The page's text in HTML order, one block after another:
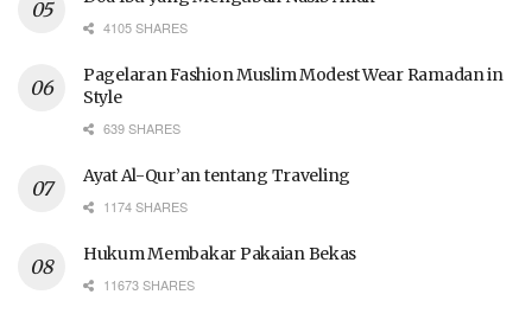
4105 SHARES
Pagelaran Fashion Muslim Modest Wear Ramadan in
Style
639 SHARES
Ayat Al-Qur’an tentang Traveling
1174 SHARES
Hukum Membakar Pakaian Bekas
11673 SHARES